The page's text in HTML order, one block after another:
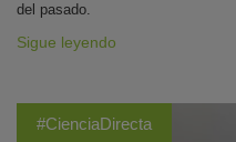
del pasado.
Sigue leyendo
#CienciaDirecta